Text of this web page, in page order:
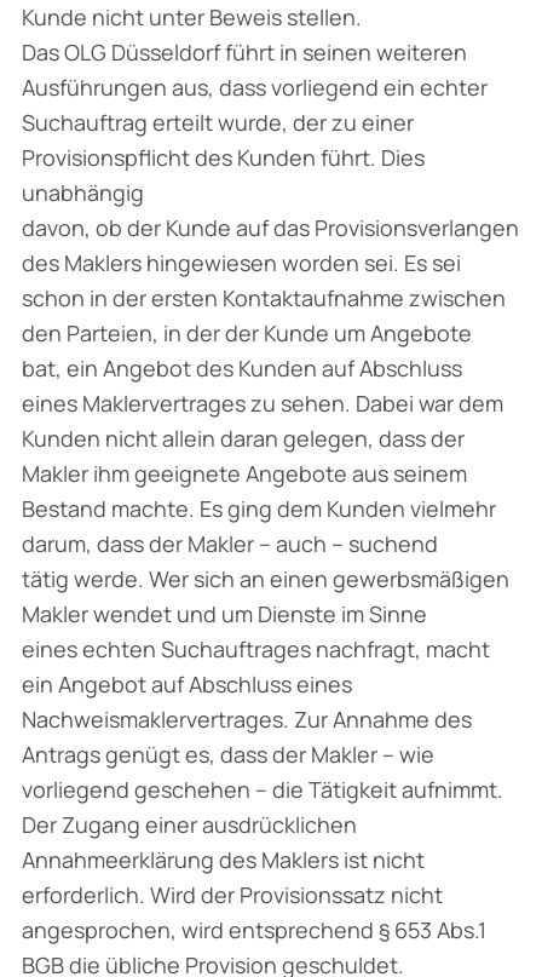
Kunde nicht unter Beweis stellen.
Das OLG Düsseldorf führt in seinen weiteren
Ausführungen aus, dass vorliegend ein echter
Suchauftrag erteilt wurde, der zu einer
Provisionspflicht des Kunden führt. Dies
unabhängig
davon, ob der Kunde auf das Provisionsverlangen
des Maklers hingewiesen worden sei. Es sei
schon in der ersten Kontaktaufnahme zwischen
den Parteien, in der der Kunde um Angebote
bat, ein Angebot des Kunden auf Abschluss
eines Maklervertrages zu sehen. Dabei war dem
Kunden nicht allein daran gelegen, dass der
Makler ihm geeignete Angebote aus seinem
Bestand machte. Es ging dem Kunden vielmehr
darum, dass der Makler – auch – suchend
tätig werde. Wer sich an einen gewerbsmäßigen
Makler wendet und um Dienste im Sinne
eines echten Suchauftrages nachfragt, macht
ein Angebot auf Abschluss eines
Nachweismaklervertrages. Zur Annahme des
Antrags genügt es, dass der Makler – wie
vorliegend geschehen – die Tätigkeit aufnimmt.
Der Zugang einer ausdrücklichen
Annahmeerklärung des Maklers ist nicht
erforderlich. Wird der Provisionssatz nicht
angesprochen, wird entsprechend § 653 Abs.1
BGB die übliche Provision geschuldet.